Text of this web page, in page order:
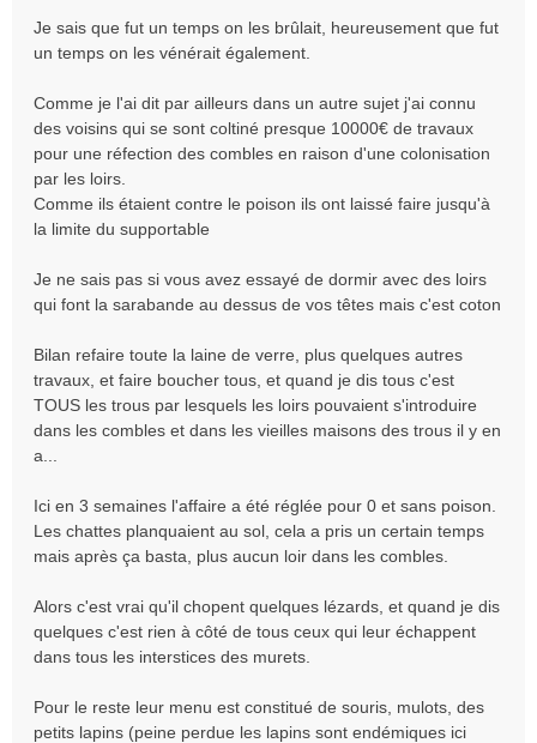
Je sais que fut un temps on les brûlait, heureusement que fut
un temps on les vénérait également.
Comme je l'ai dit par ailleurs dans un autre sujet j'ai connu
des voisins qui se sont coltiné presque 10000€ de travaux
pour une réfection des combles en raison d'une colonisation
par les loirs.
Comme ils étaient contre le poison ils ont laissé faire jusqu'à
la limite du supportable
Je ne sais pas si vous avez essayé de dormir avec des loirs
qui font la sarabande au dessus de vos têtes mais c'est coton
Bilan refaire toute la laine de verre, plus quelques autres
travaux, et faire boucher tous, et quand je dis tous c'est
TOUS les trous par lesquels les loirs pouvaient s'introduire
dans les combles et dans les vieilles maisons des trous il y en
a...
Ici en 3 semaines l'affaire a été réglée pour 0 et sans poison.
Les chattes planquaient au sol, cela a pris un certain temps
mais après ça basta, plus aucun loir dans les combles.
Alors c'est vrai qu'il chopent quelques lézards, et quand je dis
quelques c'est rien à côté de tous ceux qui leur échappent
dans tous les interstices des murets.
Pour le reste leur menu est constitué de souris, mulots, des
petits lapins (peine perdue les lapins sont endémiques ici